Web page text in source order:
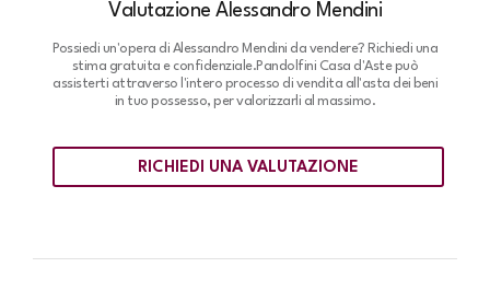
Valutazione Alessandro Mendini
Possiedi un'opera di Alessandro Mendini da vendere? Richiedi una
stima gratuita e confidenziale.Pandolfini Casa d'Aste può
assisterti attraverso l'intero processo di vendita all'asta dei beni
in tuo possesso, per valorizzarli al massimo.
RICHIEDI UNA VALUTAZIONE